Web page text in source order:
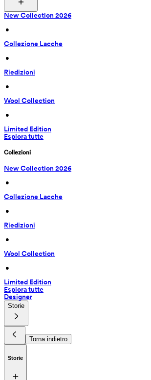
New Collection 2026
•
Collezione Lacche
•
Riedizioni
•
Wool Collection
•
Limited Edition
Esplora tutte
Collezioni
New Collection 2026
•
Collezione Lacche
•
Riedizioni
•
Wool Collection
•
Limited Edition
Esplora tutte
Designer
Storie
Torna indietro
Storie